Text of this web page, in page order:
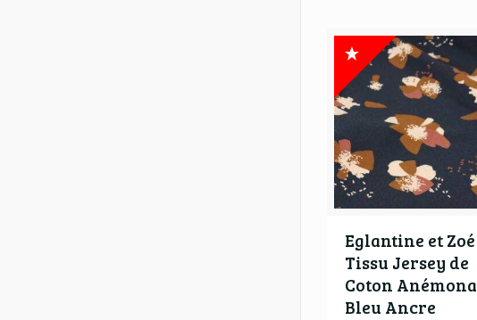
Eglantine et Zoé
Tissu Jersey de
Coton Anémona
Bleu Ancre